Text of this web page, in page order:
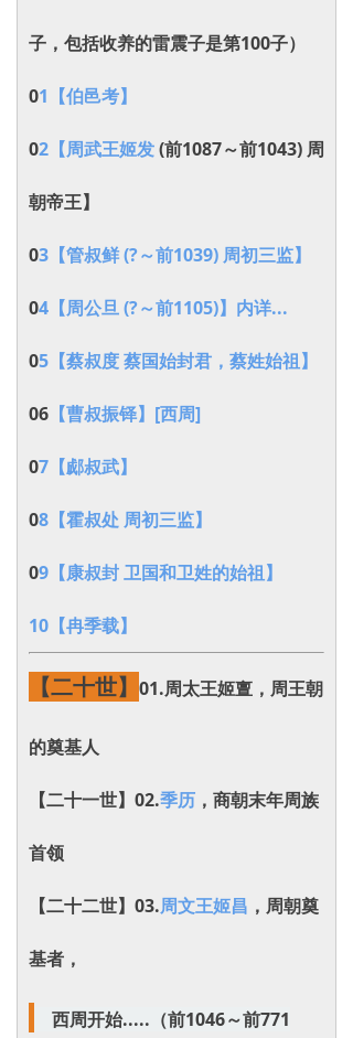
子，包括收养的雷震子是第100子）
01【伯邑考】
02【周武王姬发(前1087～前1043) 周
朝帝王】
03【管叔鲜 (?～前1039) 周初三监】
04【周公旦 (?～前1105)】内详...
05【蔡叔度 蔡国始封君，蔡姓始祖】
06 【曹叔振铎】[西周]
07【郕叔武】
08【霍叔处 周初三监】
09【康叔封 卫国和卫姓的始祖】
10【冉季载】
【二十世】 01.周太王姬亶，周王朝
的奠基人
【二十一世】02.季历 ，商朝末年周族
首领
【二十二世】03.周文王姬昌 ， 周朝奠
基者，
西周开始.....（前1046～前771